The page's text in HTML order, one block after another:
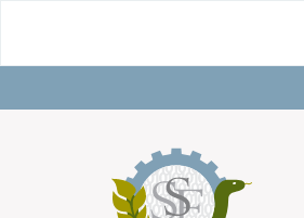
innehåll